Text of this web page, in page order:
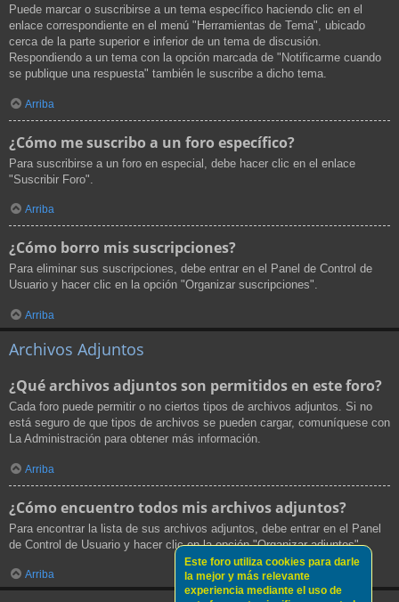
Puede marcar o suscribirse a un tema específico haciendo clic en el
enlace correspondiente en el menú "Herramientas de Tema", ubicado
cerca de la parte superior e inferior de un tema de discusión.
Respondiendo a un tema con la opción marcada de "Notificarme cuando
se publique una respuesta" también le suscribe a dicho tema.
Arriba
¿Cómo me suscribo a un foro específico?
Para suscribirse a un foro en especial, debe hacer clic en el enlace
"Suscribir Foro".
Arriba
¿Cómo borro mis suscripciones?
Para eliminar sus suscripciones, debe entrar en el Panel de Control de
Usuario y hacer clic en la opción "Organizar suscripciones".
Arriba
Archivos Adjuntos
¿Qué archivos adjuntos son permitidos en este foro?
Cada foro puede permitir o no ciertos tipos de archivos adjuntos. Si no
está seguro de que tipos de archivos se pueden cargar, comuníquese con
La Administración para obtener más información.
Arriba
¿Cómo encuentro todos mis archivos adjuntos?
Para encontrar la lista de sus archivos adjuntos, debe entrar en el Panel
de Control de Usuario y hacer clic en la opción "Organizar adjuntos".
Arriba
Este foro utiliza cookies para darle
la mejor y más relevante
experiencia mediante el uso de